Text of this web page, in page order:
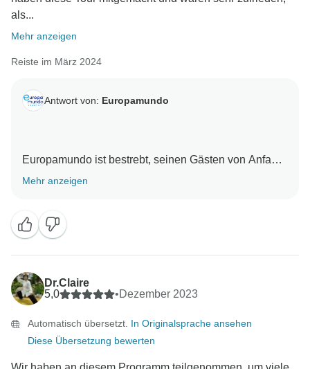
als...
Mehr anzeigen
Reiste im März 2024
Antwort von: Europamundo
Europamundo ist bestrebt, seinen Gästen von Anfang
bis Ende ein außergewöhnliches Erlebnis zu bieten.
uns so unvergesslich war, wie Sie es beschrieben
haben. Europamundo-Team :)❤
Mehr anzeigen
Dr.Claire
5,0
•Dezember 2023
Automatisch übersetzt. In Originalsprache ansehen
Diese Übersetzung bewerten